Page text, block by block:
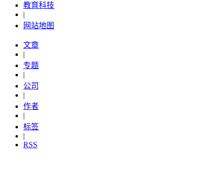
教育科技
|
网站地图
文章
|
专题
|
公司
|
作者
|
标签
|
RSS